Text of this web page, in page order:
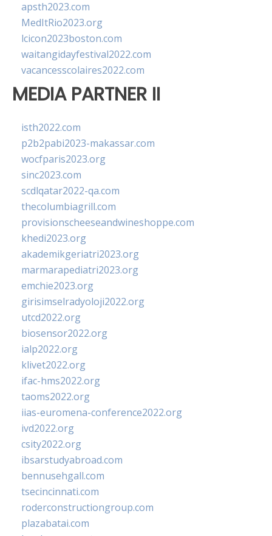
apsth2023.com
MedItRio2023.org
lcicon2023boston.com
waitangidayfestival2022.com
vacancesscolaires2022.com
MEDIA PARTNER II
isth2022.com
p2b2pabi2023-makassar.com
wocfparis2023.org
sinc2023.com
scdlqatar2022-qa.com
thecolumbiagrill.com
provisionscheeseandwineshoppe.com
khedi2023.org
akademikgeriatri2023.org
marmarapediatri2023.org
emchie2023.org
girisimselradyoloji2022.org
utcd2022.org
biosensor2022.org
ialp2022.org
klivet2022.org
ifac-hms2022.org
taoms2022.org
iias-euromena-conference2022.org
ivd2022.org
csity2022.org
ibsarstudyabroad.com
bennusehgall.com
tsecincinnati.com
roderconstructiongroup.com
plazabatai.com